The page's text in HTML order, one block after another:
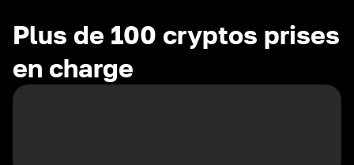
Plus de 100 cryptos prises
en charge